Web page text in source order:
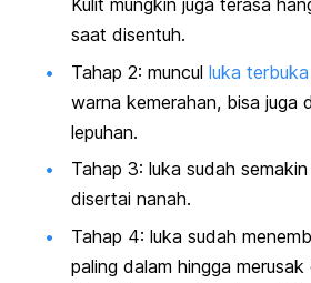
Kulit mungkin juga terasa
saat disentuh.
Tahap 2: muncul luka
warna kemerahan, bisa juga
lepuhan.
Tahap 3: luka sudah
disertai nanah.
Tahap 4: luka sudah
paling dalam hingga